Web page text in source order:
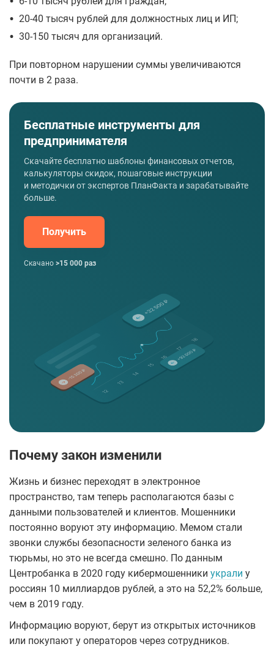
• 20-40 тысяч рублей для должностных лиц и ИП;
• 30-150 тысяч для организаций.
При повторном нарушении суммы увеличиваются
почти в 2 раза.
Бесплатные инструменты для
предпринимателя
Скачайте бесплатно шаблоны финансовых отчетов,
калькуляторы скидок, пошаговые инструкции
и методички от экспертов ПланФакта и зарабатывайте
больше.
Получить
Скачано >15 000 раз
Почему закон изменили
Жизнь и бизнес переходят в электронное
пространство, там теперь располагаются базы с
данными пользователей и клиентов. Мошенники
постоянно воруют эту информацию. Мемом стали
звонки службы безопасности зеленого банка из
тюрьмы, но это не всегда смешно. По данным
Центробанка в 2020 году кибермошенники украли у
россиян 10 миллиардов рублей, а это на 52,2% больше,
чем в 2019 году.
Информацию воруют, берут из открытых источников
или покупают у операторов через сотрудников.